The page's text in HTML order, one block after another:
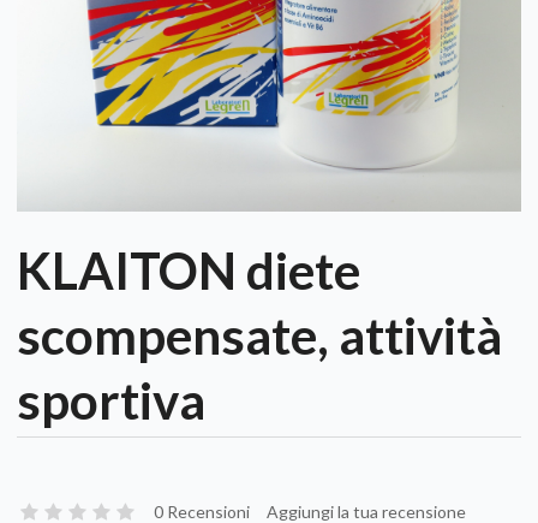
KLAITON diete
scompensate, attività
sportiva
0 Recensioni Aggiungi la tua recensione